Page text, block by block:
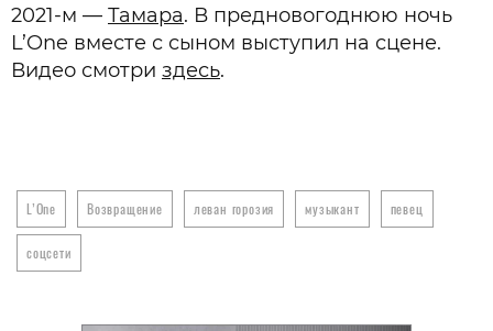
2021-м — Тамара. В предновогоднюю ночь
L’One вместе с сыном выступил на сцене.
Видео смотри здесь.
L’One Возвращение леван горозия музыкант певец
соцсети